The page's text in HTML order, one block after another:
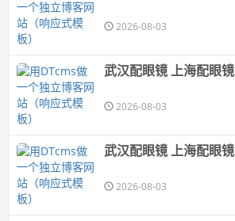
2026-08-03
武汉配眼镜 上海配眼镜
2026-08-03
武汉配眼镜 上海配眼镜
2026-08-03